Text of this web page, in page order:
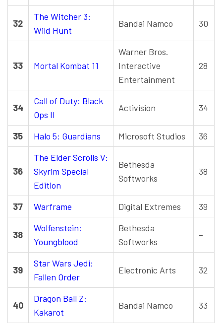
32
The Witcher 3:
Wild Hunt
Bandai Namco 30
33 Mortal Kombat 11
Warner Bros.
Interactive
Entertainment
28
34
Call of Duty: Black
Ops II
Activision 34
35 Halo 5: Guardians Microsoft Studios 36
36
The Elder Scrolls V:
Skyrim Special
Edition
Bethesda
Softworks
38
37 Warframe Digital Extremes 39
38
Wolfenstein:
Youngblood
Bethesda
Softworks
–
39
Star Wars Jedi:
Fallen Order
Electronic Arts 32
40
Dragon Ball Z:
Kakarot
Bandai Namco 33